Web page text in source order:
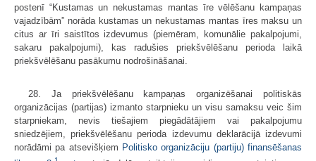
postenī “Kustamas un nekustamas mantas īre vēlēšanu kampaņas
vajadzībām” norāda kustamas un nekustamas mantas īres maksu un
citus ar īri saistītos izdevumus (piemēram, komunālie pakalpojumi,
sakaru pakalpojumi), kas radušies priekšvēlēšanu perioda laikā
priekšvēlēšanu pasākumu nodrošināšanai.
28. Ja priekšvēlēšanu kampaņas organizēšanai politiskās
organizācijas (partijas) izmanto starpnieku un visu samaksu veic šim
starpniekam, nevis tiešajiem piegādātājiem vai pakalpojumu
sniedzējiem, priekšvēlēšanu perioda izdevumu deklarācijā izdevumi
norādāmi pa atsevišķiem Politisko organizāciju (partiju) finansēšanas